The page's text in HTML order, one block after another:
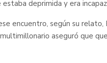
deprimida y era
encuentro, según su
aseguró que